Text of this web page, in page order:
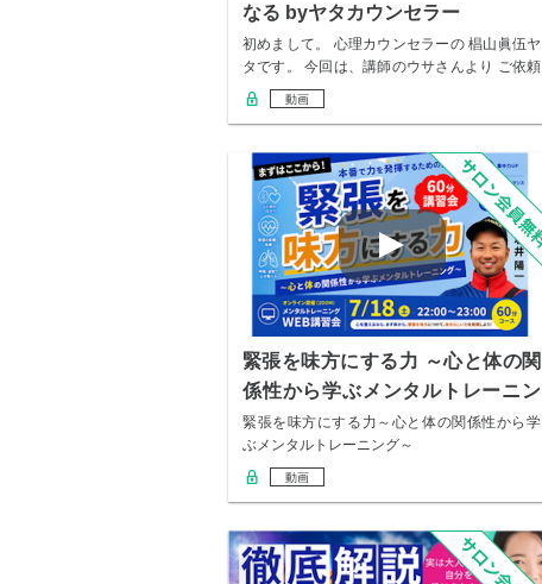
なる byヤタカウンセラー
初めまして。 心理カウンセラーの 椙山眞伍ヤ
タです。 今回は、講師のウサさんより ご依頼
を…
動画
緊張を味方にする力 ～心と体の関
係性から学ぶメンタルトレーニン
グ～
緊張を味方にする力～心と体の関係性から学
ぶメンタルトレーニング～
動画